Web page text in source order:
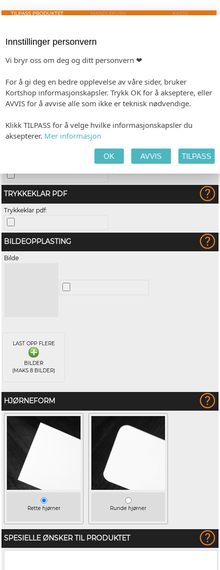
TILPASS PRODUKTET HANDLEKURV KASSE
TEKST
TRYKKEKLAR PDF
Trykkeklar pdf:
BILDEOPPLASTING
Bilde
LAST OPP FLERE
BILDER
(MAKS 8 BILDER)
HJØRNEFORM
Rette hjørner Runde hjørner
SPESIELLE ØNSKER TIL PRODUKTET
Innstillinger personvern
Vi bryr oss om deg og ditt personvern ❤
For å gi deg en bedre opplevelse av våre sider, bruker
Kortshop informasjonskapsler. Trykk OK for å akseptere, eller
AVVIS for å avvise alle som ikke er teknisk nødvendige.
Klikk TILPASS for å velge hvilke informasjonskapsler du
aksepterer. Mer informasjon
OK AVVIS TILPASS